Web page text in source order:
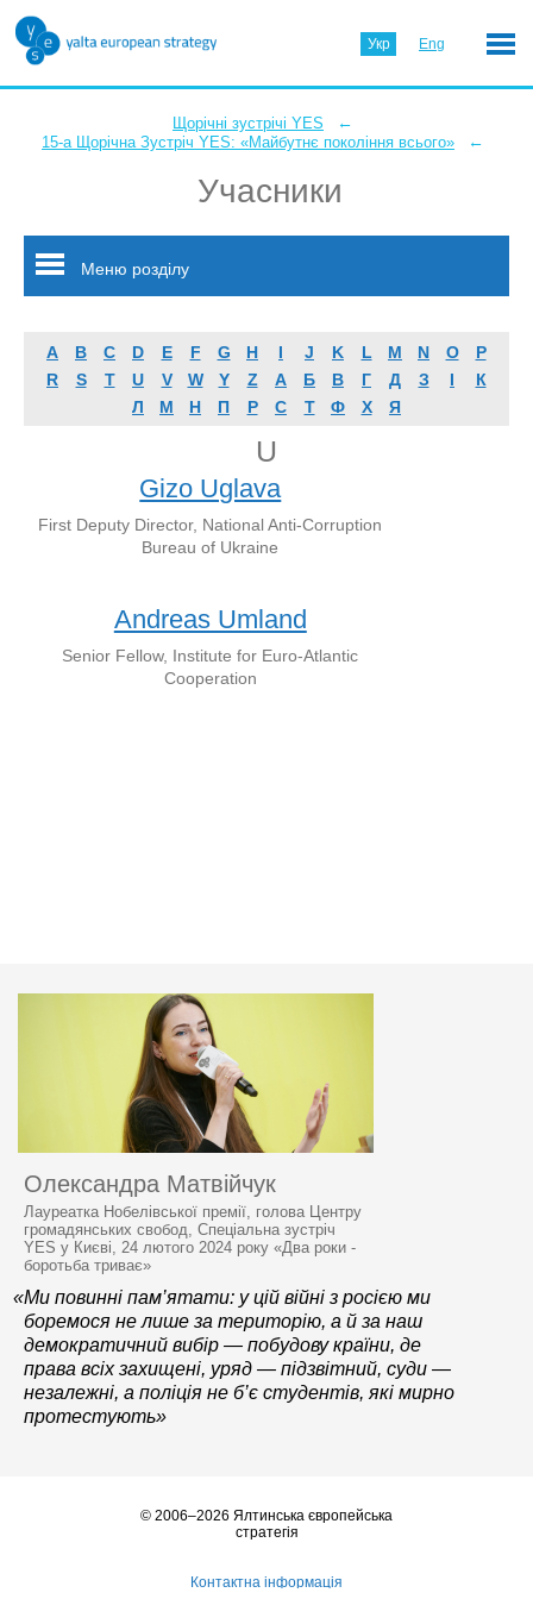
Укр Eng
Щорічні зустрічі YES ←
15-а Щорічна Зустріч YES: «Майбутнє покоління всього» ←
Учасники
Меню розділу
A B C D E F G H I J K L M N O
P
R
S T U V W Y Z А Б В Г Д З І
К
Л
М Н П Р С Т Ф Х Я
U
Gizo Uglava
First Deputy Director, National Anti-Corruption
Bureau of Ukraine
Andreas Umland
Senior Fellow, Institute for Euro-Atlantic
Cooperation
Олександра Матвійчук
Лауреатка Нобелівської премії, голова Центру
громадянських свобод, Спеціальна зустріч
YES у Києві, 24 лютого 2024 року «Два роки -
боротьба триває»
«Ми повинні пам’ятати: у цій війні з росією ми
боремося не лише за територію, а й за наш
демократичний вибір — побудову країни, де
права всіх захищені, уряд — підзвітний, суди —
незалежні, а поліція не б’є студентів, які мирно
протестують»
© 2006–2026 Ялтинська європейська
стратегія
Контактна інформація